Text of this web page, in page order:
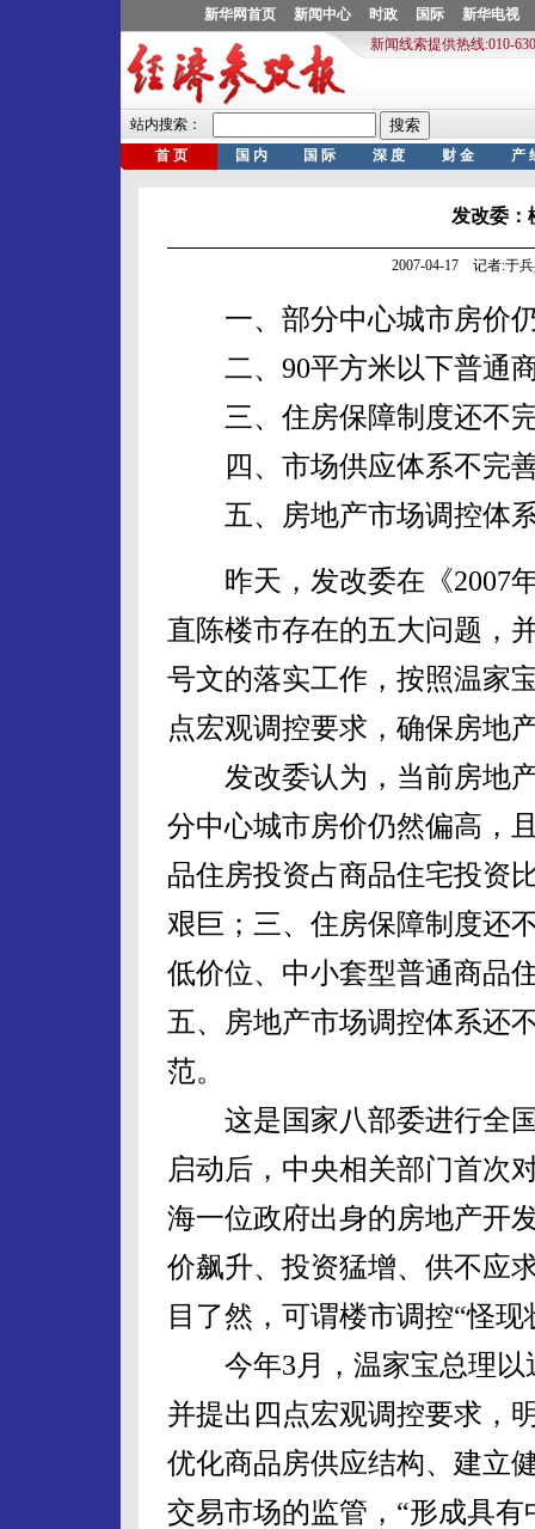
发改委：
2007-04-17 记者:于兵
一、部分中心城市房价仍
二、90平方米以下普通商
三、住房保障制度还不
四、市场供应体系不完
五、房地产市场调控体
昨天，发改委在《2007年
直陈楼市存在的五大问题，
号文的落实工作，按照温家
点宏观调控要求，确保房地
发改委认为，当前房地产
分中心城市房价仍然偏高，
品住房投资占商品住宅投资
艰巨；三、住房保障制度还
低价位、中小套型普通商品
五、房地产市场调控体系还
范。
这是国家八部委进行全国
启动后，中央相关部门首次
海一位政府出身的房地产开
价飙升、投资猛增、供不应
目了然，可谓楼市调控“怪现
今年3月，温家宝总理以
并提出四点宏观调控要求，
优化商品房供应结构、建立
交易市场的监管，“形成具